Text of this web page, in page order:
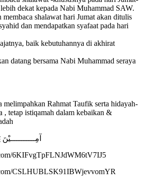
dekat kepada Nabi Muhammad SAW.
membaca shalawat hari Jumat akan ditulis
dan mendapatkan syafaat pada hari
baik kebutuhannya di akhirat
datang bersama Nabi Muhammad seraya
, tetap istiqamah dalam kebaikan &
6KIFvgTpFLNJdWM6tV7IJ5
CSLHUBLSK91IBWjevvomYR